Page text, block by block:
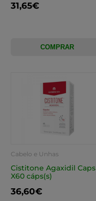
31,65€
COMPRAR
Cabelo e Unhas
Cistitone Agaxidil Caps
X60 cáps(s)
36,60€